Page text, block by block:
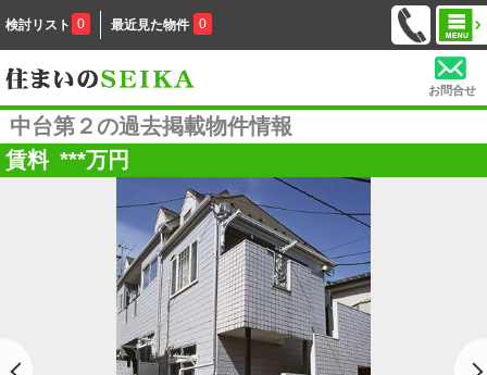
検討リスト 0 最近見た物件 0
お問合せ
中台第２の過去掲載物件情報
賃料 ***万円